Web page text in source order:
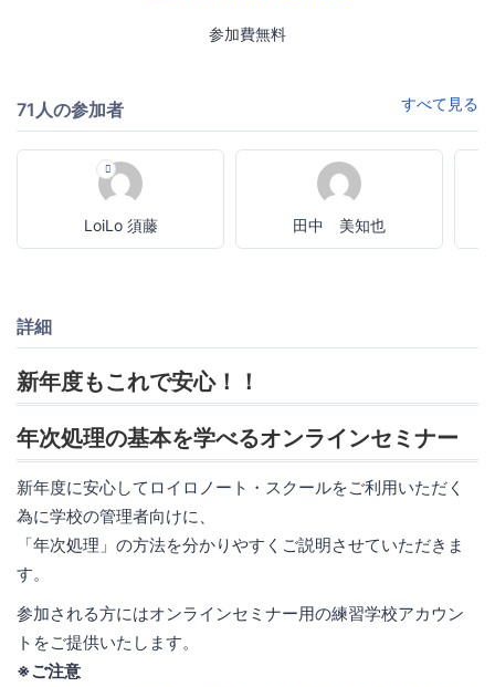
参加費無料
71人の参加者 すべて見る
LoiLo 須藤 田中 美知也
詳細
新年度もこれで安心！！
年次処理の基本を学べるオンラインセミナー
新年度に安心してロイロノート・スクールをご利用いただく
為に学校の管理者向けに、
「年次処理」の方法を分かりやすくご説明させていただきま
す。
参加される方にはオンラインセミナー用の練習学校アカウン
トをご提供いたします。
※ご注意